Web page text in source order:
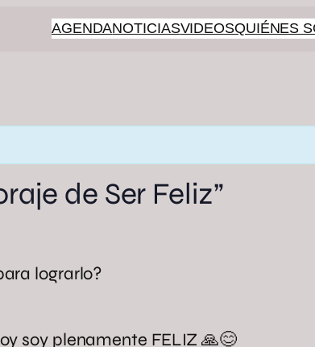
AGENDANOTICIASVIDEOSQUIÉNES
de Ser Feliz”
lograrlo?
soy plenamente FELIZ 🙏😊